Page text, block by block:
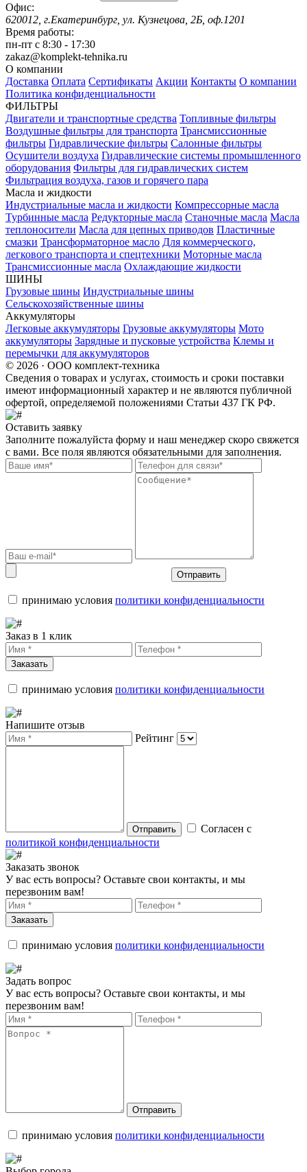
Офис:
620012, г.Екатеринбург, ул. Кузнецова, 2Б, оф.1201
Время работы:
пн-пт с 8:30 - 17:30
zakaz@komplekt-tehnika.ru
О компании
Доставка Оплата Сертификаты Акции Контакты О компании
Политика конфиденциальности
ФИЛЬТРЫ
Двигатели и транспортные средства Топливные фильтры
Воздушные фильтры для транспорта Трансмиссионные
фильтры Гидравлические фильтры Салонные фильтры
Осушители воздуха Гидравлические системы промышленного
оборудования Фильтры для гидравлических систем
Фильтрация воздуха, газов и горячего пара
Масла и жидкости
Индустриальные масла и жидкости Компрессорные масла
Турбинные масла Редукторные масла Станочные масла Масла
теплоносители Масла для цепных приводов Пластичные
смазки Трансформаторное масло Для коммерческого,
легкового транспорта и спецтехники Моторные масла
Трансмиссионные масла Охлаждающие жидкости
ШИНЫ
Грузовые шины Индустриальные шины
Сельскохозяйственные шины
Аккумуляторы
Легковые аккумуляторы Грузовые аккумуляторы Мото
аккумуляторы Зарядные и пусковые устройства Клемы и
перемычки для аккумуляторов
© 2026 · ООО комплект-техника
Сведения о товарах и услугах, стоимость и сроки поставки
имеют информационный характер и не являются публичной
офертой, определяемой положениями Статьи 437 ГК РФ.
Оставить заявку
Заполните пожалуйста форму и наш менеджер скоро свяжется
с вами. Все поля являются обязательными для заполнения.
Отправить
принимаю условия политики конфиденциальности
Заказ в 1 клик
Заказать
принимаю условия политики конфиденциальности
Напишите отзыв
Рейтинг
Отправить
Согласен с
политикой конфиденциальности
Заказать звонок
У вас есть вопросы? Оставьте свои контакты, и мы
перезвоним вам!
Заказать
принимаю условия политики конфиденциальности
Задать вопрос
У вас есть вопросы? Оставьте свои контакты, и мы
перезвоним вам!
Отправить
принимаю условия политики конфиденциальности